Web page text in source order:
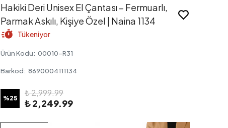
Hakiki Deri Unisex El Çantası – Fermuarlı,
Parmak Askılı, Kişiye Özel | Naina 1134
Tükeniyor
Ürün Kodu: 00010-R31
Barkod: 8690004111134
%25
₺ 2,999.99
₺ 2,249.99